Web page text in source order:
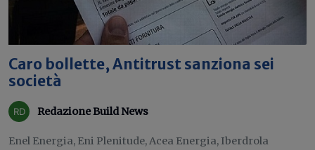
Caro bollette, Antitrust sanziona sei
società
Redazione Build News
Enel Energia, Eni Plenitude, Acea Energia, Iberdrola